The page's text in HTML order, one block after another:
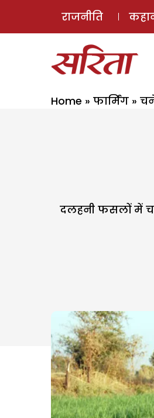
राजनीति
Home » फार्मिंग »
दलहनी फसलों में